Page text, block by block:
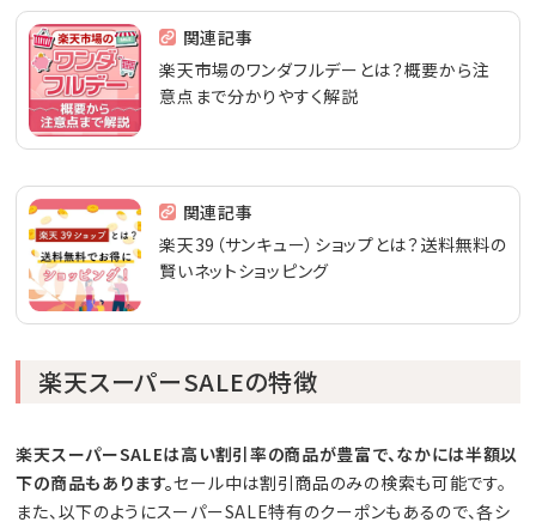
関連記事
楽天市場のワンダフルデーとは？概要から注
意点まで分かりやすく解説
関連記事
楽天39（サンキュー）ショップとは？送料無料の
賢いネットショッピング
楽天スーパーSALEの特徴
楽天スーパーSALEは高い割引率の商品が豊富で、なかには半額以
下の商品もあります。セール中は割引商品のみの検索も可能です。
また、以下のようにスーパーSALE特有のクーポンもあるので、各シ